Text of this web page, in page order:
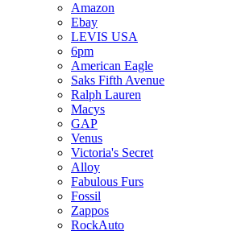
Amazon
Ebay
LEVIS USA
6pm
American Eagle
Saks Fifth Avenue
Ralph Lauren
Macys
GAP
Venus
Victoria's Secret
Alloy
Fabulous Furs
Fossil
Zappos
RockAuto